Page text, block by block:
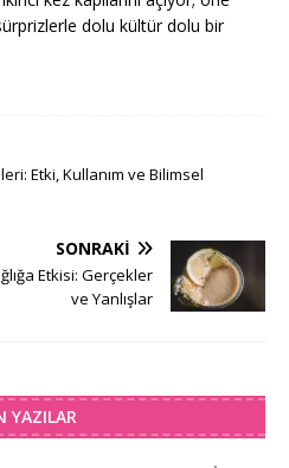
dolu kültür dolu bir
Etki, Kullanım ve Bilimsel
SONRAKI
Etkisi: Gerçekler
ve Yanlışlar
YAZILAR